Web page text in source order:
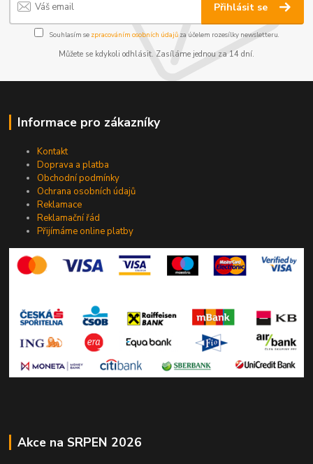
Přihlásit se
Souhlasím se zpracováním osobních údajůza účelem rozesílky newsletteru.
Můžete se kdykoli odhlásit. Zasíláme jednou za 14 dní.
Informace pro zákazníky
Kontakt
Doprava a platba
Obchodní podmínky
Ochrana osobních údajů
Reklamace
Reklamační řád
Přijímáme online platby
Akce na SRPEN 2026